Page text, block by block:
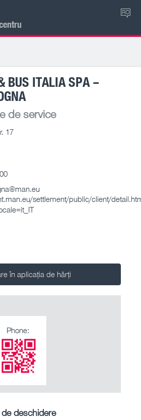
RO
BUS ITALIA SPA –
de service
17
settlement/public/client/
în aplicația de hărți
Phone:
deschidere